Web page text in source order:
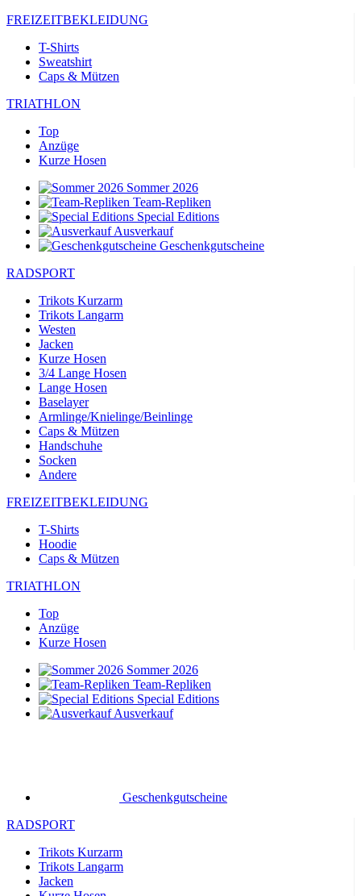
FREIZEITBEKLEIDUNG
T-Shirts
Sweatshirt
Caps & Mützen
TRIATHLON
Top
Anzüge
Kurze Hosen
Sommer 2026
Team-Repliken
Special Editions
Ausverkauf
Geschenkgutscheine
RADSPORT
Trikots Kurzarm
Trikots Langarm
Westen
Jacken
Kurze Hosen
3/4 Lange Hosen
Lange Hosen
Baselayer
Armlinge/Knielinge/Beinlinge
Caps & Mützen
Handschuhe
Socken
Andere
FREIZEITBEKLEIDUNG
T-Shirts
Hoodie
Caps & Mützen
TRIATHLON
Top
Anzüge
Kurze Hosen
Sommer 2026
Team-Repliken
Special Editions
Ausverkauf
Trikots Langarm
Kurze Hosen
Armlinge/Knielinge/Beinlinge
Handschuhe